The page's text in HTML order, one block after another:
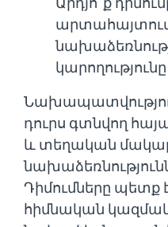
դուրս գտնվող
և տեղական
Դիմումները
հիմնական